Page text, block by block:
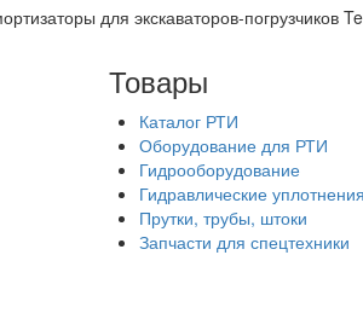
для экскаваторов-погрузчиков
Товары
Каталог РТИ
Оборудование для РТИ
Гидрооборудование
Гидравлические уплотнения
Прутки, трубы, штоки
Запчасти для спецтехники